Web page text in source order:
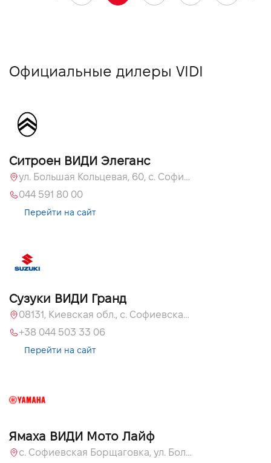
Официальные дилеры VIDI
Ситроен ВИДИ Элеганс
ул. Большая Кольцевая, 60, с. Софиевская Борщаговка, Киевская обл., 08131
044 591 80 00
Перейти на сайт
Сузуки ВИДИ Гранд
08131, Киевская обл., с. Софиевская Борщаговка, ул. Большая Кольцевая, 60
+38 044 503 33 06
Перейти на сайт
Ямаха ВИДИ Мото Лайф
с. Софиевская Борщаговка, ул. Большая Кольцевая, 58